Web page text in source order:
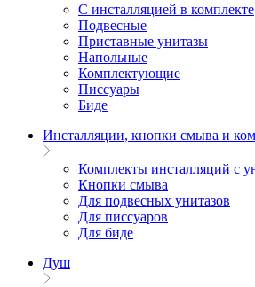
С инсталляцией в комплекте
Подвесные
Приставные унитазы
Напольные
Комплектующие
Писсуары
Биде
Инсталляции, кнопки смыва и
Комплекты инсталляций с
Кнопки смыва
Для подвесных унитазов
Для писсуаров
Для биде
Душ